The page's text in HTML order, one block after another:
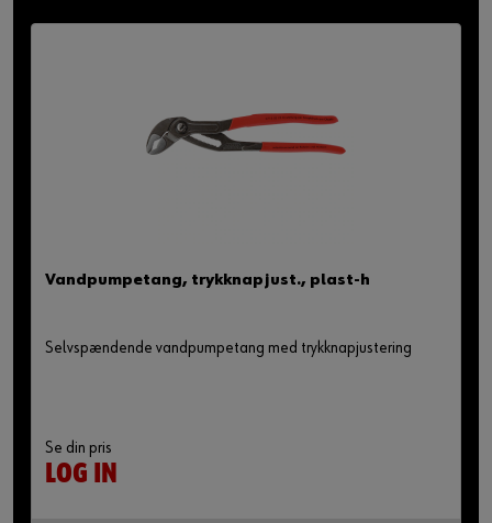
Vandpumpetang, trykknapjust., plast-h
Selvspændende vandpumpetang med trykknapjustering
Se din pris
LOG IN